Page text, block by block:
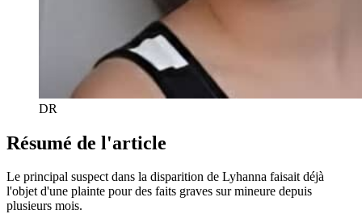
DR
Résumé de l'article
Le principal suspect dans la disparition de Lyhanna faisait déjà
l'objet d'une plainte pour des faits graves sur mineure depuis
plusieurs mois.